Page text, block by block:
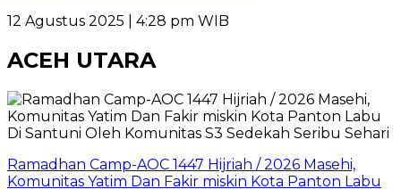
12 Agustus 2025 | 4:28 pm WIB
ACEH UTARA
Ramadhan Camp-AOC 1447 Hijriah / 2026 Masehi,
Komunitas Yatim Dan Fakir miskin Kota Panton Labu